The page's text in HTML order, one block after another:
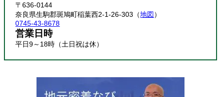
〒636-0144
奈良県生駒郡斑鳩町稲葉西2-1-26-303（地図）
0745-43-8678
営業日時
平日9～18時（土日祝は休）